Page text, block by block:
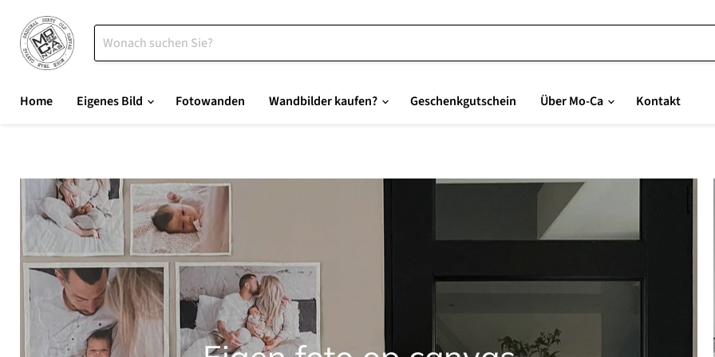
Home
Eigenes Bild Fotowanden Wandbilder kaufen? Geschenkgutschein Über Mo-Ca Kontakt